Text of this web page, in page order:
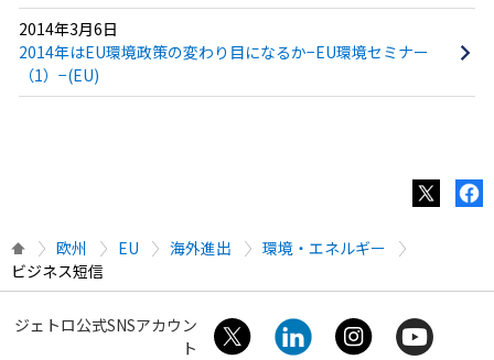
2014年3月6日
2014年はEU環境政策の変わり目になるか−EU環境セミナー
（1）−(EU)
欧州 EU 海外進出
環境・エネルギー
ビジネス短信
ジェトロ公式SNSアカウン
ト